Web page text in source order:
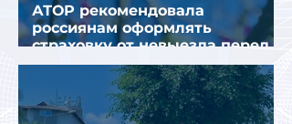
АТОР рекомендовала
россиянам оформлять
страховку от невыезда перед
поездкой в Грецию